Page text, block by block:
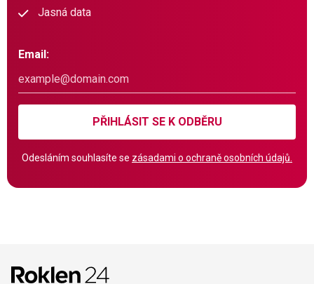
Jasná data
Email:
PŘIHLÁSIT SE K ODBĚRU
Odesláním souhlasíte se zásadami o ochraně osobních údajů.